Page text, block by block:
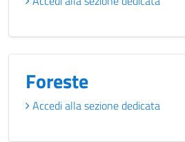
Foreste
Accedi alla sezione dedicata